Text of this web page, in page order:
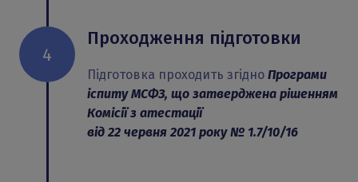
4
Проходження підготовки
Підготовка проходить згідно Програми
іспиту МСФЗ, що затверджена рішенням
Комісії з атестації
від 22 червня 2021 року № 1.7/10/16